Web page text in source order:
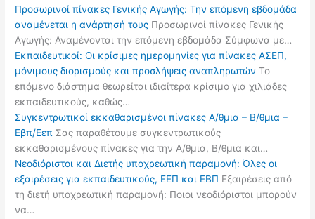
Προσωρινοί πίνακες Γενικής Αγωγής: Την επόμενη εβδομάδα
αναμένεται η ανάρτησή τους Προσωρινοί πίνακες Γενικής
Αγωγής: Αναμένονται την επόμενη εβδομάδα Σύμφωνα με…
Εκπαιδευτικοί: Οι κρίσιμες ημερομηνίες για πίνακες ΑΣΕΠ,
μόνιμους διορισμούς και προσλήψεις αναπληρωτών Το
επόμενο διάστημα θεωρείται ιδιαίτερα κρίσιμο για χιλιάδες
εκπαιδευτικούς, καθώς…
Συγκεντρωτικοί εκκαθαρισμένοι πίνακες Α/θμια – Β/θμια –
Εβπ/Εεπ Σας παραθέτουμε συγκεντρωτικούς
εκκαθαρισμένους πίνακες για την Α/θμια, Β/θμια και…
Νεοδιόριστοι και Διετής υποχρεωτική παραμονή: Όλες οι
εξαιρέσεις για εκπαιδευτικούς, ΕΕΠ και ΕΒΠ Εξαιρέσεις από
τη διετή υποχρεωτική παραμονή: Ποιοι νεοδιόριστοι μπορούν
να…